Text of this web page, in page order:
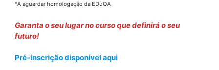
*A aguardar homologação da EDuQA
Garanta o seu lugar no curso que definirá o seu
futuro!
Pré-inscrição disponível aqui